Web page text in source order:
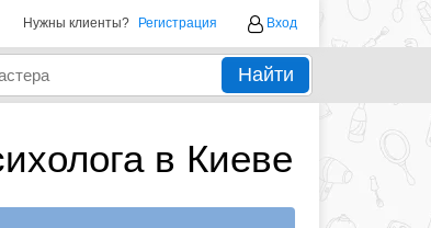
Нужны клиенты? Регистрация Вход
Найти
в Киеве